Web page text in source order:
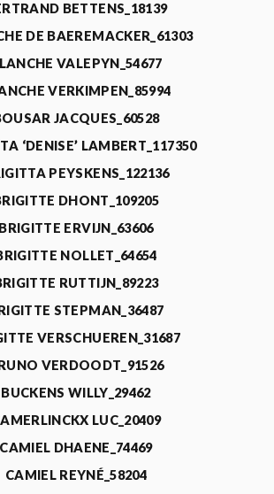
BETTENS_18139
DE BAEREMACKER_61303
VALEPYN_54677
VERKIMPEN_85994
JACQUES_60528
‘DENISE’ LAMBERT_117350
PEYSKENS_122136
DHONT_109205
BRIGITTE ERVIJN_63606
NOLLET_64654
RUTTIJN_89223
STEPMAN_36487
VERSCHUEREN_31687
VERDOODT_91526
BUCKENS WILLY_29462
LUC_20409
CAMIEL DHAENE_74469
CAMIEL REYNÉ_58204